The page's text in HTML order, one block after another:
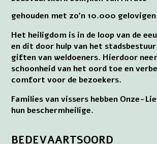
gehouden met zo’n 10.000
Het heiligdom is in de loop van de
en dit door hulp van het stadsbestuur
giften van weldoeners. Hierdoor
schoonheid van het oord toe en
comfort voor de bezoekers.
Families van vissers hebben Onze-
hun beschermheilige.
BEDEVAARTSOORD